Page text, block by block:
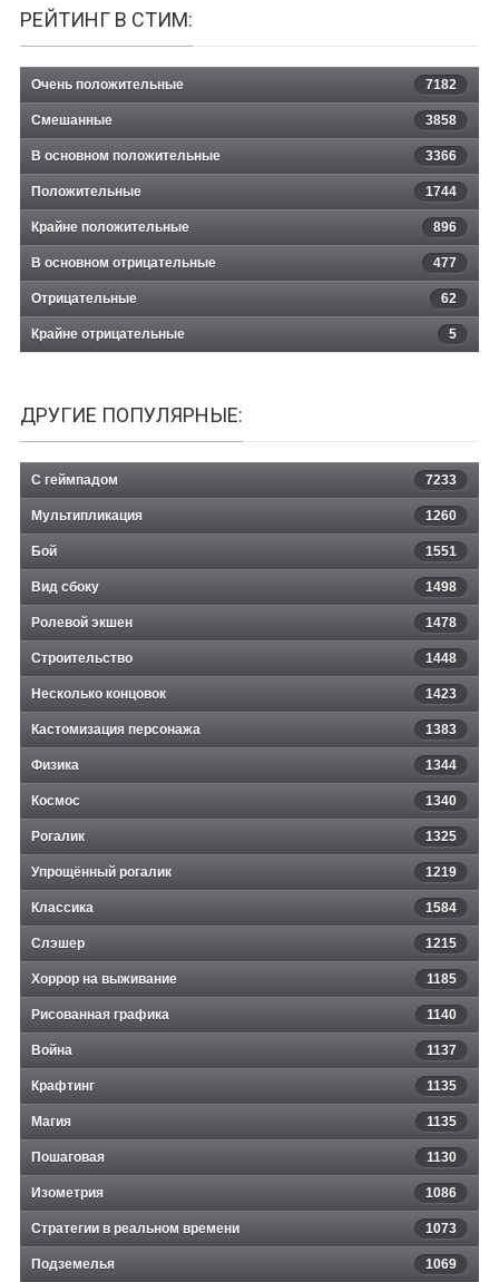
РЕЙТИНГ В СТИМ:
Очень положительные 7182
Смешанные 3858
В основном положительные 3366
Положительные 1744
Крайне положительные 896
В основном отрицательные 477
Отрицательные 62
Крайне отрицательные 5
ДРУГИЕ ПОПУЛЯРНЫЕ:
С геймпадом 7233
Мультипликация 1260
Бой 1551
Вид сбоку 1498
Ролевой экшен 1478
Строительство 1448
Несколько концовок 1423
Кастомизация персонажа 1383
Физика 1344
Космос 1340
Рогалик 1325
Упрощённый рогалик 1219
Классика 1584
Слэшер 1215
Хоррор на выживание 1185
Рисованная графика 1140
Война 1137
Крафтинг 1135
Магия 1135
Пошаговая 1130
Изометрия 1086
Стратегии в реальном времени 1073
Подземелья 1069